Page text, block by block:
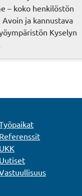
– koko henkilöstön
ja kannustava
Kyselyn
Referenssit
UKK
Uutiset